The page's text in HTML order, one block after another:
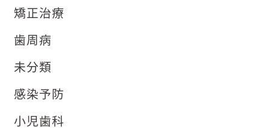
矯正治療
歯周病
未分類
感染予防
小児歯科